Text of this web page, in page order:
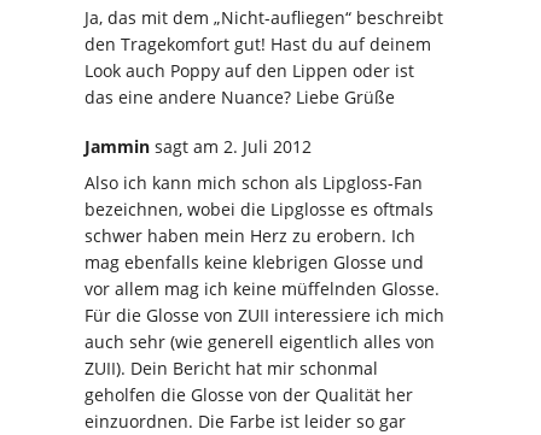
Ja, das mit dem „Nicht-aufliegen“ beschreibt
den Tragekomfort gut! Hast du auf deinem
Look auch Poppy auf den Lippen oder ist
das eine andere Nuance? Liebe Grüße
Jammin sagt am 2. Juli 2012
Also ich kann mich schon als Lipgloss-Fan
bezeichnen, wobei die Lipglosse es oftmals
schwer haben mein Herz zu erobern. Ich
mag ebenfalls keine klebrigen Glosse und
vor allem mag ich keine müffelnden Glosse.
Für die Glosse von ZUII interessiere ich mich
auch sehr (wie generell eigentlich alles von
ZUII). Dein Bericht hat mir schonmal
geholfen die Glosse von der Qualität her
einzuordnen. Die Farbe ist leider so gar